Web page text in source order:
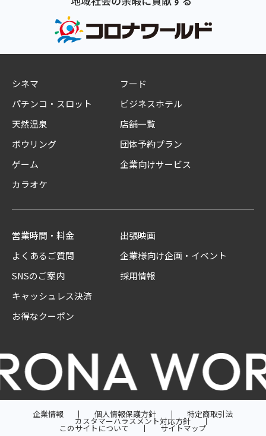
シネマ
パチンコ・スロット
天然温泉
ボウリング
ゲーム
カラオケ
フード
ビジネスホテル
店舗一覧
団体予約プラン
企業向けサービス
営業時間・料金
よくあるご質問
SNSのご案内
キャッシュレス決済
お得なクーポン
出張映画
企業様向け企画・イベント
採用情報
企業情報 個人情報保護方針 特定商取引法
カスタマーハラスメント対応方針
このサイトについて サイトマップ